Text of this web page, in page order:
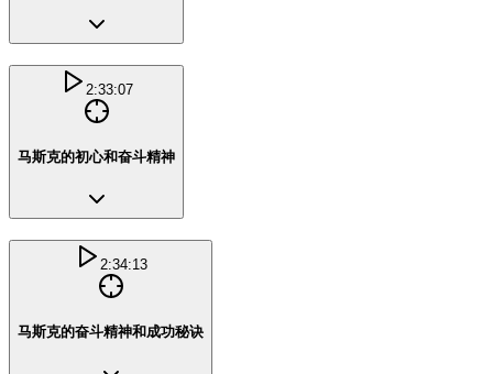
2:33:07
马斯克的初心和奋斗精神
2:34:13
马斯克的奋斗精神和成功秘诀